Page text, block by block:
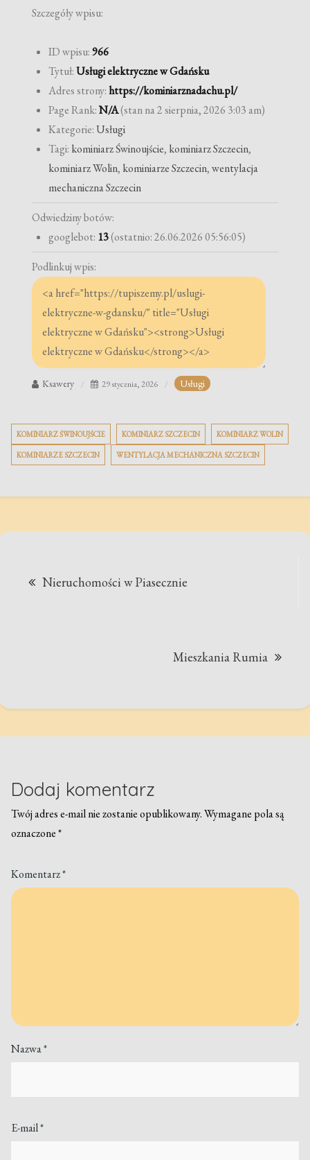
Szczegóły wpisu:
ID wpisu:966
Tytuł:Usługi elektryczne w Gdańsku
Adres strony:https://kominiarznadachu.pl/
Page Rank:N/A(stan na 2 sierpnia, 2026 3:03 am)
Kategorie:Usługi
Tagi: kominiarz Świnoujście, kominiarz Szczecin,
kominiarz Wolin, kominiarze Szczecin,wentylacja
mechaniczna Szczecin
Odwiedziny botów:
googlebot: 13(ostatnio: 26.06.2026 05:56:05)
Podlinkuj wpis:
Ksawery 29 stycznia, 2026 Usługi
KOMINIARZ ŚWINOUJŚCIE KOMINIARZ SZCZECIN KOMINIARZ WOLIN
KOMINIARZE SZCZECIN WENTYLACJA MECHANICZNA SZCZECIN
Nieruchomości w Piasecznie
Mieszkania Rumia
Dodaj komentarz
Twój adres e-mail nie zostanie opublikowany. Wymagane pola są
oznaczone*
Komentarz*
Nazwa*
E-mail*